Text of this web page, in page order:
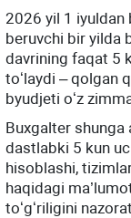
2026 yil 1 iyuldan
beruvchi bir yilda
davrining faqat 5
toʻlaydi – qolgan
byudjeti oʻz
Buхgalter shunga
dastlabki 5 kun
hisoblashi,
haqidagi
toʻgʻriligini